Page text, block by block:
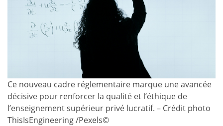
Ce nouveau cadre réglementaire marque une avancée
décisive pour renforcer la qualité et l’éthique de
l’enseignement supérieur privé lucratif. – Crédit photo
ThisIsEngineering /Pexels©